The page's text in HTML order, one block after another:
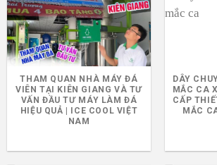
THAM QUAN NHÀ MÁY ĐÁ
VIÊN TẠI KIÊN GIANG VÀ TƯ
VẤN ĐẦU TƯ MÁY LÀM ĐÁ
HIỆU QUẢ | ICE COOL VIỆT
NAM
DÂY
MẮC CA
CẤP
MẮC